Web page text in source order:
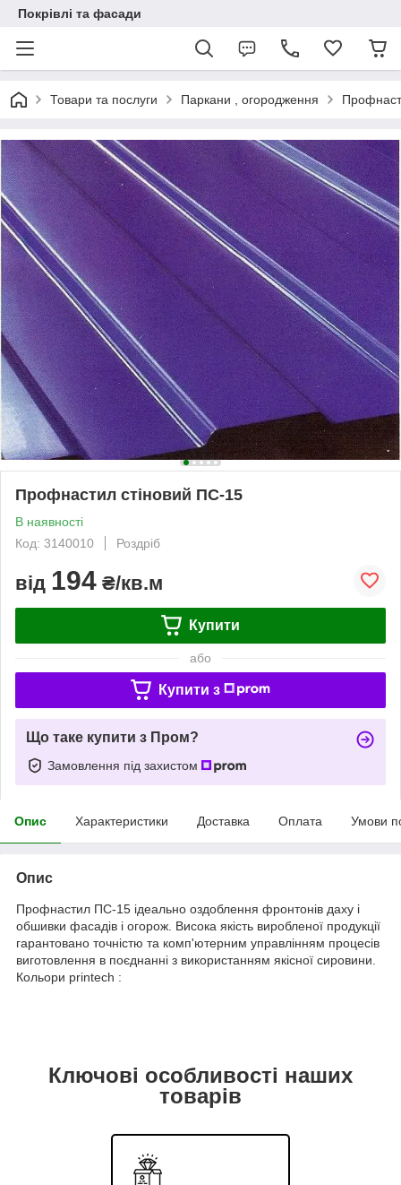
Покрівлі та фасади
Товари та послуги Паркани , огородження
Профнастил стіновий ПС-15
В наявності
Код: 3140010
Роздріб
від 194 ₴/кв.м
Купити
або
Купити з
Що таке купити з Пром?
Замовлення під захистом
Опис Характеристики Доставка Оплата Умови
Опис
Профнастил ПС-15 ідеально оздоблення фронтонів даху і
обшивки фасадів і огорож. Висока якість виробленої продукції
гарантовано точністю та комп'ютерним управлінням процесів
виготовлення в поєднанні з використанням якісної сировини.
Кольори printech :
Ключові особливості наших
товарів